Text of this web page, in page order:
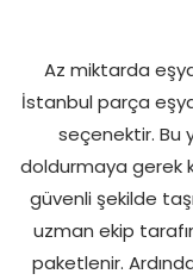
Az miktarda
İstanbul parça
seçenektir. Bu
doldurmaya gerek
güvenli şekilde
uzman ekip
paketlenir.